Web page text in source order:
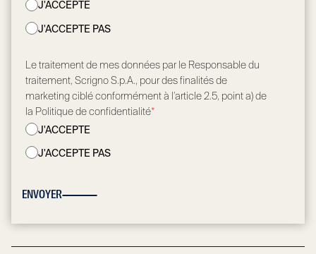
J'ACCEPTE
J'ACCEPTE PAS
Le traitement de mes données par le Responsable du
traitement, Scrigno S.p.A., pour des finalités de
marketing ciblé conformément à l’article 2.5, point a) de
la Politique de confidentialité*
J'ACCEPTE
J'ACCEPTE PAS
ENVOYER